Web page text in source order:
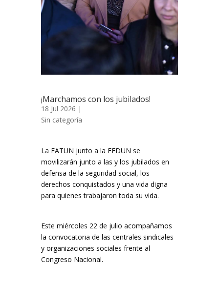
¡Marchamos con los jubilados!
18 Jul 2026 |
Sin categoría
La FATUN junto a la FEDUN se
movilizarán junto a las y los jubilados en
defensa de la seguridad social, los
derechos conquistados y una vida digna
para quienes trabajaron toda su vida.
Este miércoles 22 de julio acompañamos
la convocatoria de las centrales sindicales
y organizaciones sociales frente al
Congreso Nacional.